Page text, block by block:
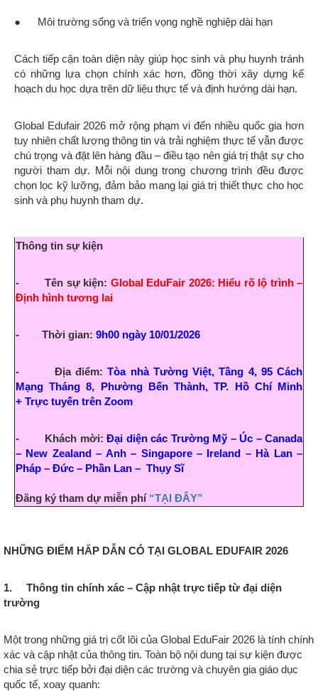
● Môi trường sống và triển vọng nghề nghiệp dài hạn
Cách tiếp cận toàn diện này giúp học sinh và phụ huynh tránh
có những lựa chọn chính xác hơn, đồng thời xây dựng kế
hoạch du học dựa trên dữ liệu thực tế và định hướng dài hạn.
Global Edufair 2026 mở rộng phạm vi đến nhiều quốc gia hơn
tuy nhiên chất lượng thông tin và trải nghiệm thực tế vẫn được
chú trọng và đặt lên hàng đầu – điều tạo nên giá trị thật sự cho
người tham dự. Mỗi nội dung trong chương trình đều được
chọn lọc kỹ lưỡng, đảm bảo mang lại giá trị thiết thực cho học
sinh và phụ huynh tham dự.
Thông tin sự kiện
- Tên sự kiện: Global EduFair 2026: Hiểu rõ lộ trình –
Định hình tương lai
- Thời gian: 9h00 ngày 10/01/2026
- Địa điểm:Tòa nhà Tường Việt, Tầng 4, 95 Cách
Mạng Tháng 8, Phường Bến Thành, TP. Hồ Chí Minh
+ Trực tuyến trên Zoom
- Khách mời: Đại diện các Trường Mỹ – Úc – Canada
– New Zealand – Anh – Singapore – Ireland – Hà Lan –
Pháp – Đức – Phần Lan – Thụy Sĩ
Đăng ký tham dự miễn phí “TẠI ĐÂY”
NHỮNG ĐIỂM HẤP DẪN CÓ TẠI GLOBAL EDUFAIR 2026
1. Thông tin chính xác – Cập nhật trực tiếp từ đại diện
trường
Một trong những giá trị cốt lõi của Global EduFair 2026 là tính chính
xác và cập nhật của thông tin. Toàn bộ nội dung tại sự kiện được
chia sẻ trực tiếp bởi đại diện các trường và chuyên gia giáo dục
quốc tế, xoay quanh: